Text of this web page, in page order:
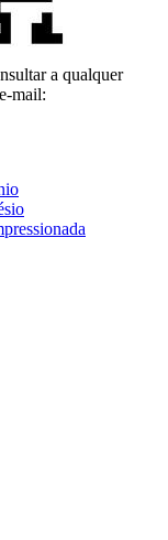
a qualquer
mail: